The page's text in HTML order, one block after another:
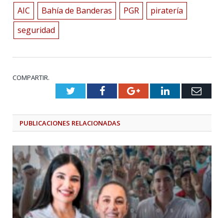
AIC Bahía de Banderas PGR
piratería
seguridad
COMPARTIR.
TwitterFacebookGoogle+LinkedIn
PUBLICACIONES RELACIONADAS